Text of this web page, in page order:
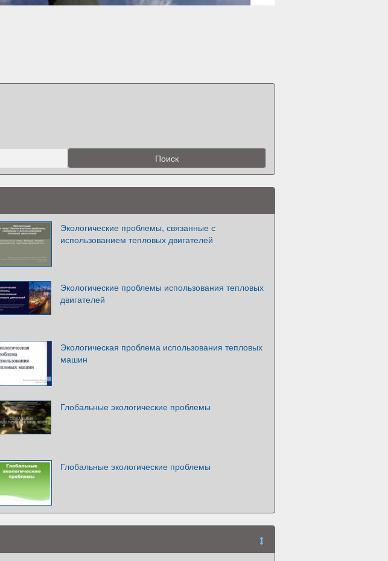
Экологические проблемы, связанные с
использованием тепловых двигателей
Экологические проблемы использования тепловых
двигателей
Экологическая проблема использования тепловых
машин
Глобальные экологические проблемы
Глобальные экологические проблемы